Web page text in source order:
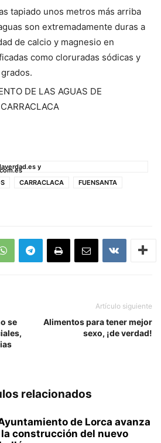
tapiado unos metros más arriba
son extremadamente duras a
de calcio y magnesio en
como cloruradas sódicas y
.
y
CARRACLACA
FUENSANTA
se
Artículo siguiente
Alimentos para tener mejor
sexo, ¡de verdad!
relacionados
de Lorca avanza
construcción del nuevo